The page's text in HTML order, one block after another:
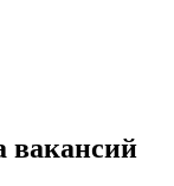
вакансий